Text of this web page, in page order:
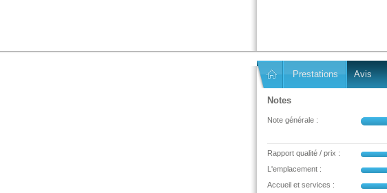
Prestations Avis
Notes
Note générale :
Rapport qualité / prix :
L'emplacement :
Accueil et services :